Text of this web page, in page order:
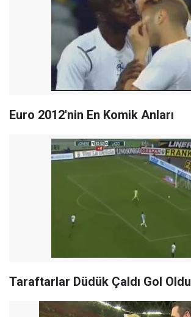
Euro 2012'nin En Komik Anları
Taraftarlar Düdük Çaldı Gol Oldu